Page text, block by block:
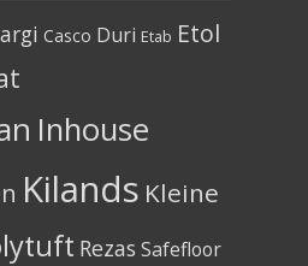
Casco Duri Etab Etol
Inhouse
Kilands Kleine
Rezas Safefloor